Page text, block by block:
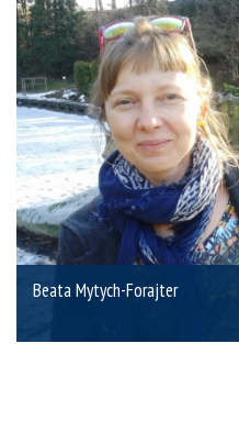
Beata Mytych-Forajter